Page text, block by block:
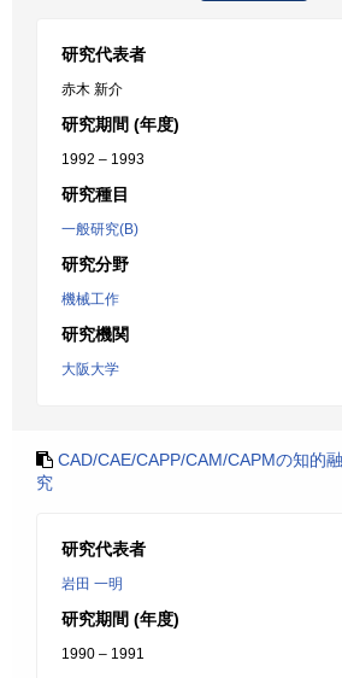
研究代表者
赤木 新介
研究期間 (年度)
1992 – 1993
研究種目
一般研究(B)
研究分野
機械工作
研究機関
大阪大学
CAD/CAE/CAPP/CAM/CAPMの知的
究
研究代表者
岩田 一明
研究期間 (年度)
1990 – 1991